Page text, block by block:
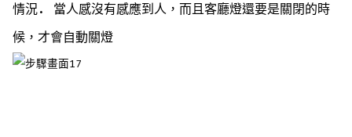
情況. 當人感沒有感應到人，而且客廳燈還要是關閉的時
候，才會自動關燈